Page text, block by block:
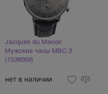
Jacques du Manoir
Мужские часы MBC.3
(1538069)
нет в наличии